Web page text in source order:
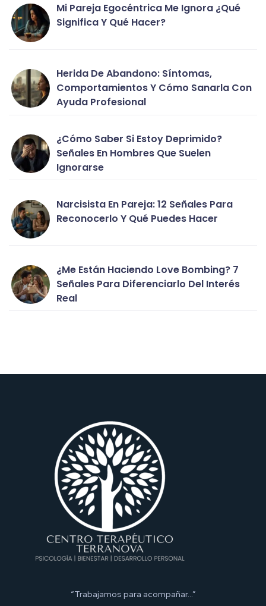
Mi Pareja Egocéntrica Me Ignora ¿qué
Significa Y Qué Hacer?
Herida De Abandono: Síntomas,
Comportamientos Y Cómo Sanarla Con
Ayuda Profesional
¿Cómo Saber Si Estoy Deprimido?
Señales En Hombres Que Suelen
Ignorarse
Narcisista En Pareja: 12 Señales Para
Reconocerlo Y Qué Puedes Hacer
¿Me Están Haciendo Love Bombing? 7
Señales Para Diferenciarlo Del Interés
Real
“Trabajamos para acompañar…”